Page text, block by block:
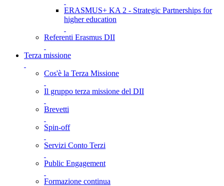
ERASMUS+ KA 2 - Strategic Partnerships for
higher education
Referenti Erasmus DII
Terza missione
Cos'è la Terza Missione
Il gruppo terza missione del DII
Brevetti
Spin-off
Servizi Conto Terzi
Public Engagement
Formazione continua